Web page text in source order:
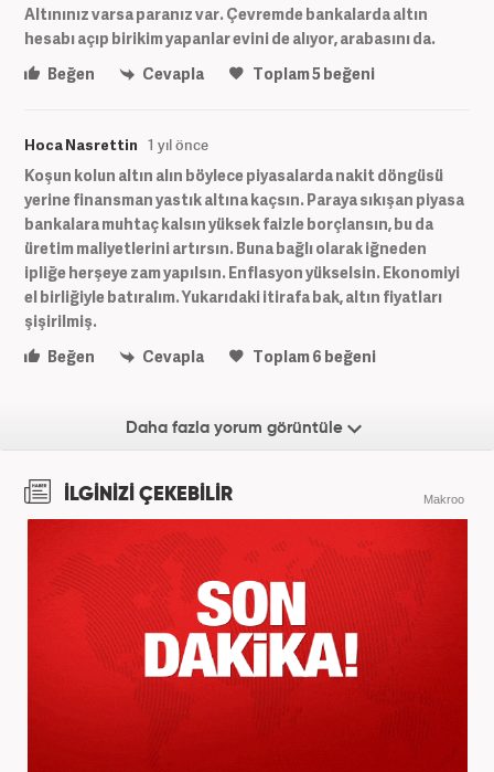
Altınınız varsa paranız var. Çevremde bankalarda altın
hesabı açıp birikim yapanlar evini de alıyor, arabasını da.
Beğen
Cevapla Toplam5beğeni
Hoca Nasrettin 1 yıl önce
Koşun kolun altın alın böylece piyasalarda nakit döngüsü
yerine finansman yastık altına kaçsın. Paraya sıkışan piyasa
bankalara muhtaç kalsın yüksek faizle borçlansın, bu da
üretim maliyetlerini artırsın. Buna bağlı olarak iğneden
ipliğe herşeye zam yapılsın. Enflasyon yükselsin. Ekonomiyi
el birliğiyle batıralım. Yukarıdaki itirafa bak, altın fiyatları
şişirilmiş.
Beğen
Cevapla Toplam6 beğeni
Daha fazla yorum görüntüle
İLGİNİZİ ÇEKEBİLİR Makroo